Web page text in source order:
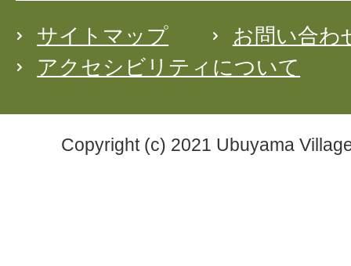
サイトマップ
お問い合わ
アクセシビリティについて
Copyright (c) 2021 Ubuyama